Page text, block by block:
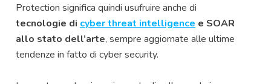
Protection significa quindi usufruire anche di
tecnologie di cyber threat intelligence e SOAR
allo stato dell’arte, sempre aggiornate alle ultime
tendenze in fatto di cyber security.